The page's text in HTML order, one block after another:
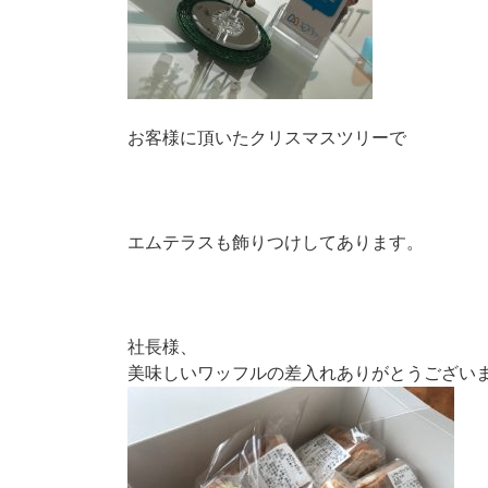
お客様に頂いたクリスマスツリーで
エムテラスも飾りつけしてあります。
社長様、
美味しいワッフルの差入れありがとうござい